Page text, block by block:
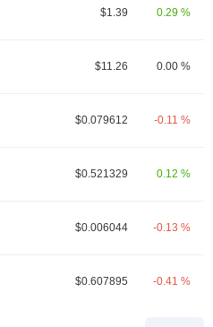
$1.39 0.29 %
$11.26 0.00 %
$0.079612 -0.11 %
$0.521329 0.12 %
$0.006044 -0.13 %
$0.607895 -0.41 %